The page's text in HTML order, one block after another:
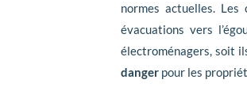
normes actuelles.
évacuations vers
électroménagers, soit
danger pour les